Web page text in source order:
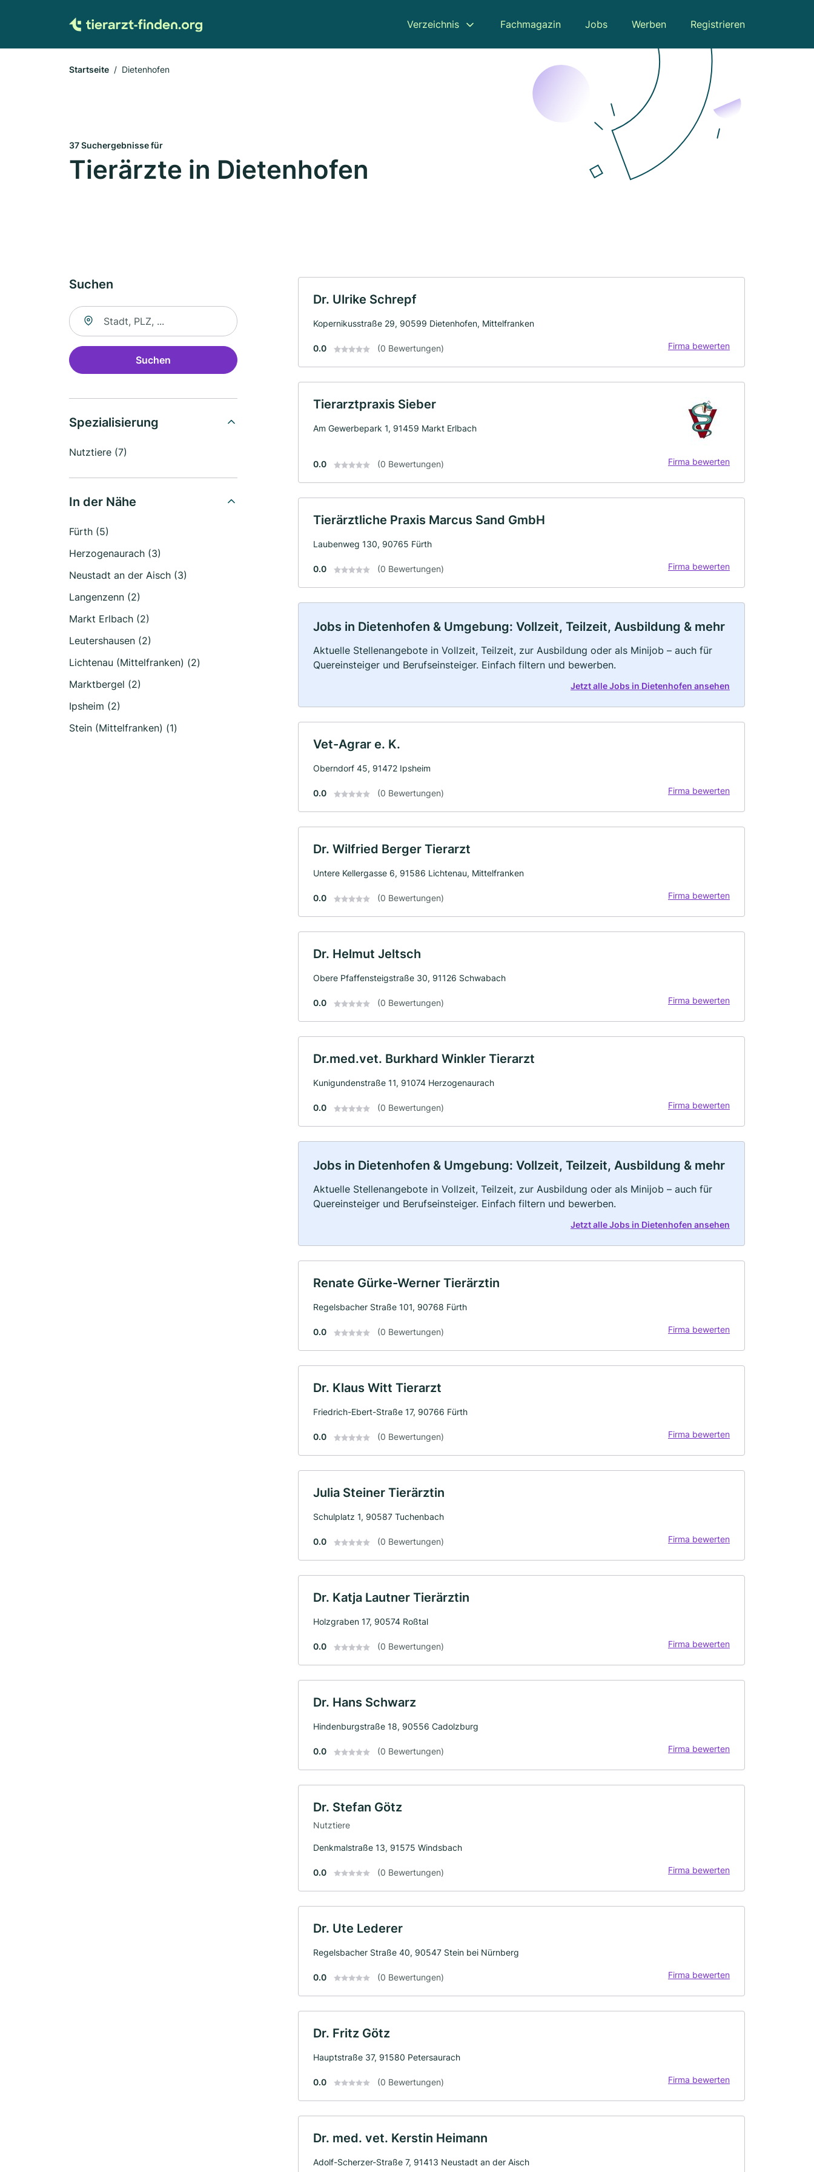
Verzeichnis Fachmagazin Jobs Werben Registrieren
Startseite Dietenhofen
37 Suchergebnisse für
Tierärzte in Dietenhofen
Suchen
Suche nach Ort
Suchen
Spezialisierung
Nutztiere (7)
In der Nähe
Fürth (5)
Herzogenaurach (3)
Neustadt an der Aisch (3)
Langenzenn (2)
Markt Erlbach (2)
Leutershausen (2)
Lichtenau (Mittelfranken) (2)
Marktbergel (2)
Ipsheim (2)
Stein (Mittelfranken) (1)
Dr. Ulrike Schrepf
Kopernikusstraße 29, 90599 Dietenhofen, Mittelfranken
0.0 (0 Bewertungen) Firma bewerten
Tierarztpraxis Sieber
Am Gewerbepark 1, 91459 Markt Erlbach
0.0 (0 Bewertungen) Firma bewerten
Tierärztliche Praxis Marcus Sand GmbH
Laubenweg 130, 90765 Fürth
0.0 (0 Bewertungen) Firma bewerten
Jobs in Dietenhofen & Umgebung: Vollzeit, Teilzeit, Ausbildung & mehr
Aktuelle Stellenangebote in Vollzeit, Teilzeit, zur Ausbildung oder als Minijob – auch für
Quereinsteiger und Berufseinsteiger. Einfach filtern und bewerben.
Jetzt alle Jobs in Dietenhofen ansehen
Vet-Agrar e. K.
Oberndorf 45, 91472 Ipsheim
0.0 (0 Bewertungen) Firma bewerten
Dr. Wilfried Berger Tierarzt
Untere Kellergasse 6, 91586 Lichtenau, Mittelfranken
0.0 (0 Bewertungen) Firma bewerten
Dr. Helmut Jeltsch
Obere Pfaffensteigstraße 30, 91126 Schwabach
0.0 (0 Bewertungen) Firma bewerten
Dr.med.vet. Burkhard Winkler Tierarzt
Kunigundenstraße 11, 91074 Herzogenaurach
0.0 (0 Bewertungen) Firma bewerten
Jobs in Dietenhofen & Umgebung: Vollzeit, Teilzeit, Ausbildung & mehr
Aktuelle Stellenangebote in Vollzeit, Teilzeit, zur Ausbildung oder als Minijob – auch für
Quereinsteiger und Berufseinsteiger. Einfach filtern und bewerben.
Jetzt alle Jobs in Dietenhofen ansehen
Renate Gürke-Werner Tierärztin
Regelsbacher Straße 101, 90768 Fürth
0.0 (0 Bewertungen) Firma bewerten
Dr. Klaus Witt Tierarzt
Friedrich-Ebert-Straße 17, 90766 Fürth
0.0 (0 Bewertungen) Firma bewerten
Julia Steiner Tierärztin
Schulplatz 1, 90587 Tuchenbach
0.0 (0 Bewertungen) Firma bewerten
Dr. Katja Lautner Tierärztin
Holzgraben 17, 90574 Roßtal
0.0 (0 Bewertungen) Firma bewerten
Dr. Hans Schwarz
Hindenburgstraße 18, 90556 Cadolzburg
0.0 (0 Bewertungen) Firma bewerten
Dr. Stefan Götz
Nutztiere
Denkmalstraße 13, 91575 Windsbach
0.0 (0 Bewertungen) Firma bewerten
Dr. Ute Lederer
Regelsbacher Straße 40, 90547 Stein bei Nürnberg
0.0 (0 Bewertungen) Firma bewerten
Dr. Fritz Götz
Hauptstraße 37, 91580 Petersaurach
0.0 (0 Bewertungen) Firma bewerten
Dr. med. vet. Kerstin Heimann
Adolf-Scherzer-Straße 7, 91413 Neustadt an der Aisch